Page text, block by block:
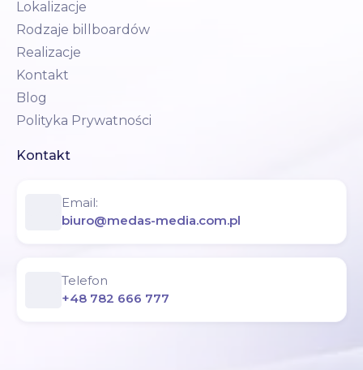
Lokalizacje
Rodzaje billboardów
Realizacje
Kontakt
Blog
Polityka Prywatności
Kontakt
Email:
biuro@medas-media.com.pl
Telefon
+48 782 666 777